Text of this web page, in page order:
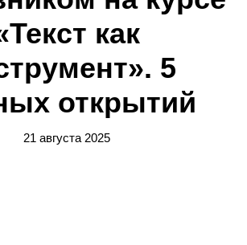
как
5
открытий
21 августа 2025